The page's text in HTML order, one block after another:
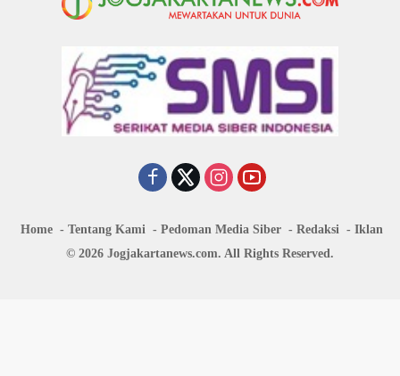
Home Tentang Kami Pedoman Media Siber Redaksi
Iklan
© 2026 Jogjakartanews.com. All Rights Reserved.